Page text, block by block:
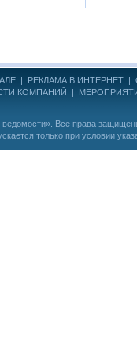
| РЕКЛАМА В ИНТЕРНЕТ |
КОМПАНИЙ |
. Все права
только при условии